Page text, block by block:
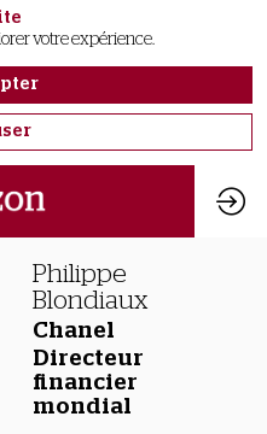
Philippe
Blondiaux
Chanel
Directeur
financier
mondial
votre expérience.